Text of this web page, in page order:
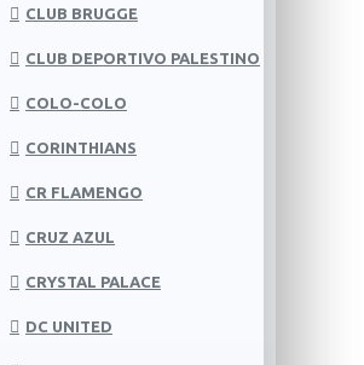
CLUB BRUGGE
CLUB DEPORTIVO PALESTINO
COLO-COLO
CORINTHIANS
CR FLAMENGO
CRUZ AZUL
CRYSTAL PALACE
DC UNITED